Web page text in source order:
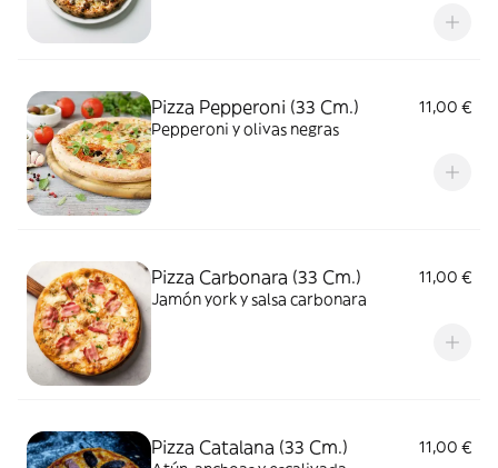
Pizza Pepperoni (33 Cm.)
11,00 €
Pepperoni y olivas negras
Pizza Carbonara (33 Cm.)
11,00 €
Jamón york y salsa carbonara
Pizza Catalana (33 Cm.)
11,00 €